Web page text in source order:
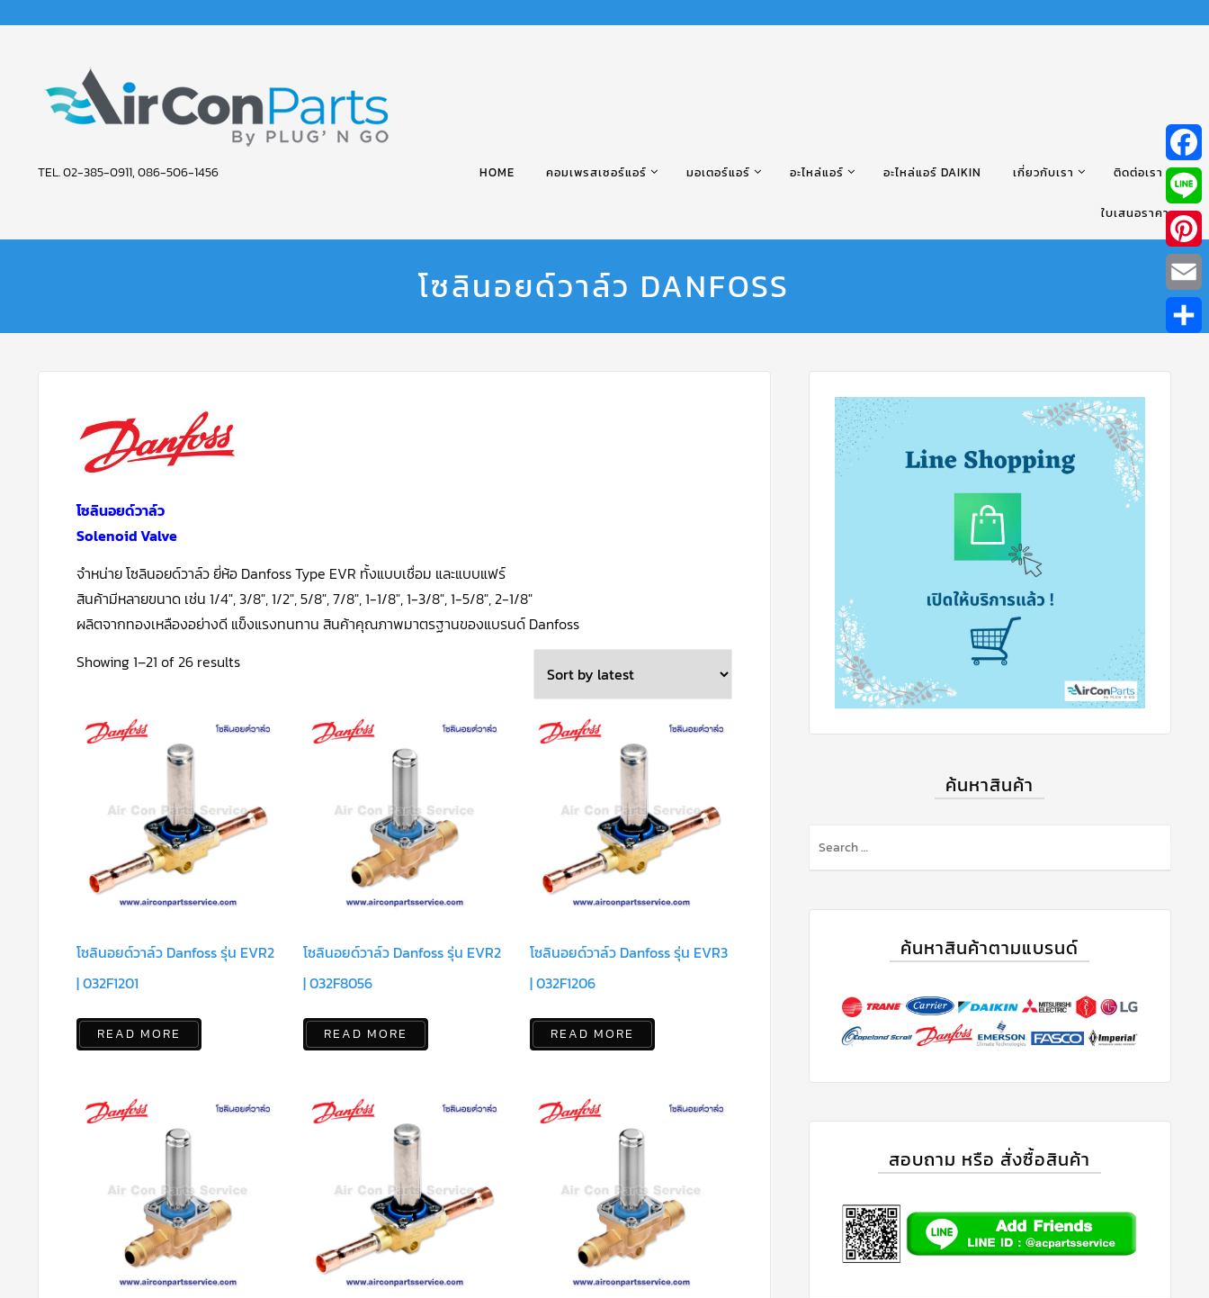
to
AIR
PARTS
TEL. 02-385-0911, 086-506-1456 HOME คอมเพรสเซอร์แอร์ มอเตอร์แอร์ อะไหล่แอร์ อะไหล่แอร์ DAIKIN เกี่ยวกับเรา ติดต่อเรา
ใบเสนอราคา
โซลินอยด์วาล์ว DANFOSS
โซลินอยด์วาล์ว
Solenoid Valve
จำหน่าย โซลินอยด์วาล์ว ยี่ห้อ Danfoss Type EVR ทั้งแบบเชื่อม และแบบแฟร์
สินค้ามีหลายขนาด เช่น 1/4″, 3/8″, 1/2″, 5/8″, 7/8″, 1-1/8″, 1-3/8″, 1-5/8″, 2-1/8″
ผลิตจากทองเหลืองอย่างดี แข็งแรงทนทาน สินค้าคุณภาพมาตรฐานของแบรนด์ Danfoss
Showing 1–21 of 26 resultsSorted
โซลินอยด์วาล์ว Danfoss รุ่น EVR2
| 032F1201
READ MORE
โซลินอยด์วาล์ว Danfoss รุ่น EVR2
| 032F8056
READ MORE
โซลินอยด์วาล์ว Danfoss รุ่น EVR3
| 032F1206
READ MORE
ค้นหาสินค้า
ค้นหาสินค้าตามแบรนด์
สอบถาม หรือ สั่งซื้อสินค้า
Line
Email